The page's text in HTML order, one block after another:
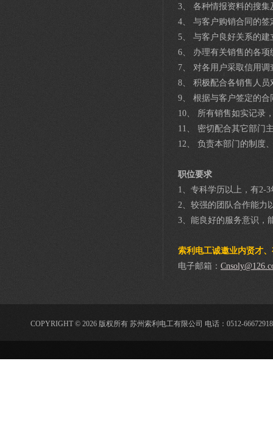
3、 各种情报资料的搜集
4、 与客户购销合同的签
5、 与客户良好关系的建
6、 办理有关销售的各
7、 对各用户采取信用
8、 积极配合各销售人
9、 根据与客户签定的
10、 所有销售如实记录
11、 密切配合其它部门
12、 负责本部门的制度
职位要求
1、专科学历以上，有2-
2、较强的团队合作能力
3、能良好的服务意识，
索利电工诚邀业内贤才
电子邮箱：
COPYRIGHT © 2026 版权所有 苏州索利电工有限公司 电话：0512-